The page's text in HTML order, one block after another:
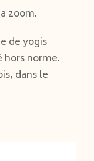
zoom.
de yogis
hors norme.
dans le